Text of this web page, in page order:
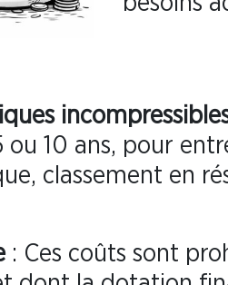
ou 10 ans, pour
classement en
: Ces coûts sont